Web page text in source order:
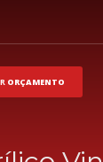
ORÇAMENTO